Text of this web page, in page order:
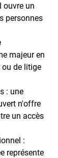
ouvre un
personnes
majeur en
de litige
: une
n'offre
un accès
:
représente